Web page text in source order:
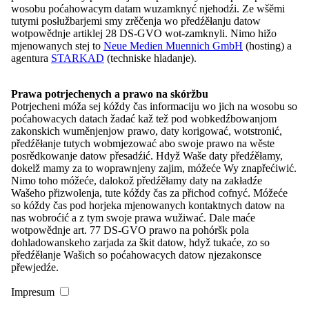
Nowosće
Stawizny
Župy a čłonske towarstwa
Meni začinić
Start
Nowosće
Přehlad: Nowosće
Zarjadowanja
Wupisanje dźěłowych městnow
Nowinarstwo
Domowina
Přehlad: Domowina
Stawizny
Program
Čłonstwo
Přehlad: Čłonstwo
wosobu poćahowacym datam wuzamknyć njehodźi. Ze wšěmi
tutymi posłužbarjemi smy zrěčenja wo předźěłanju datow
wotpowědnje artiklej 28 DS-GVO wot-zamknyli. Nimo hižo
mjenowanych stej to Neue Medien Muennich GmbH (hosting) a
agentura STARKAD (techniske hladanje).
Prawa potrjechenych a prawo na skóržbu
Potrjecheni móža sej kóždy čas informaciju wo jich na wosobu so
poćahowacych datach žadać kaž tež pod wobkedźbowanjom
zakonskich wuměnjenjow prawo, daty korigować, wotstronić,
předźěłanje tutych wobmjezować abo swoje prawo na wěste
posrědkowanje datow přesadźić. Hdyž Waše daty předźěłamy,
dokelž mamy za to woprawnjeny zajim, móžeće Wy znapřećiwić.
Nimo toho móžeće, dalokož předźěłamy daty na zakładźe
Wašeho přizwolenja, tute kóždy čas za přichod cofnyć. Móžeće
so kóždy čas pod horjeka mjenowanych kontaktnych datow na
nas wobroćić a z tym swoje prawa wužiwać. Dale maće
wotpowědnje art. 77 DS-GVO prawo na pohóršk pola
dohladowanskeho zarjada za škit datow, hdyž tukaće, zo so
předźěłanje Wašich so poćahowacych datow njezakonsce
přewjedźe.
Impresum